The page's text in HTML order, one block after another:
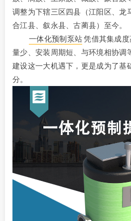
调整为下辖三区四县（江阳区、龙
合江县、叙永县、古蔺县）至今。
一体化预制泵站凭借其集成
量少、安装周期短、与环境相协调
建设这一大机遇下，更是成为了基
分。